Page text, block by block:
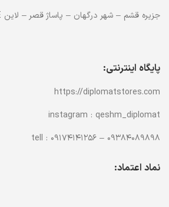
جزیره قشم – شهر درگهان – پاساژ قصر – لاین E – پلاک 1930-1932
پایگاه اینترنتی:
https://diplomatstores.com
instagram : qeshm_diplomat
tell : 09174141256 – 09384089898
نماد اعتماد: